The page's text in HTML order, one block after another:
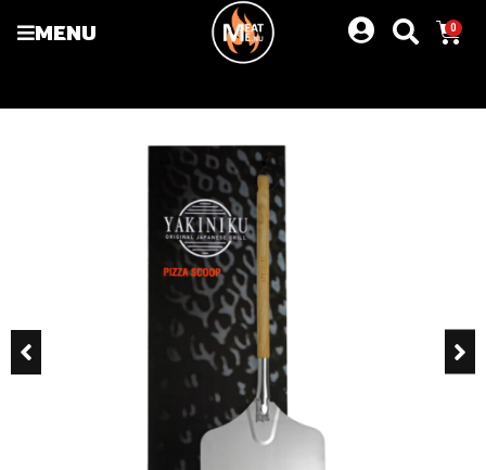
MENU 0